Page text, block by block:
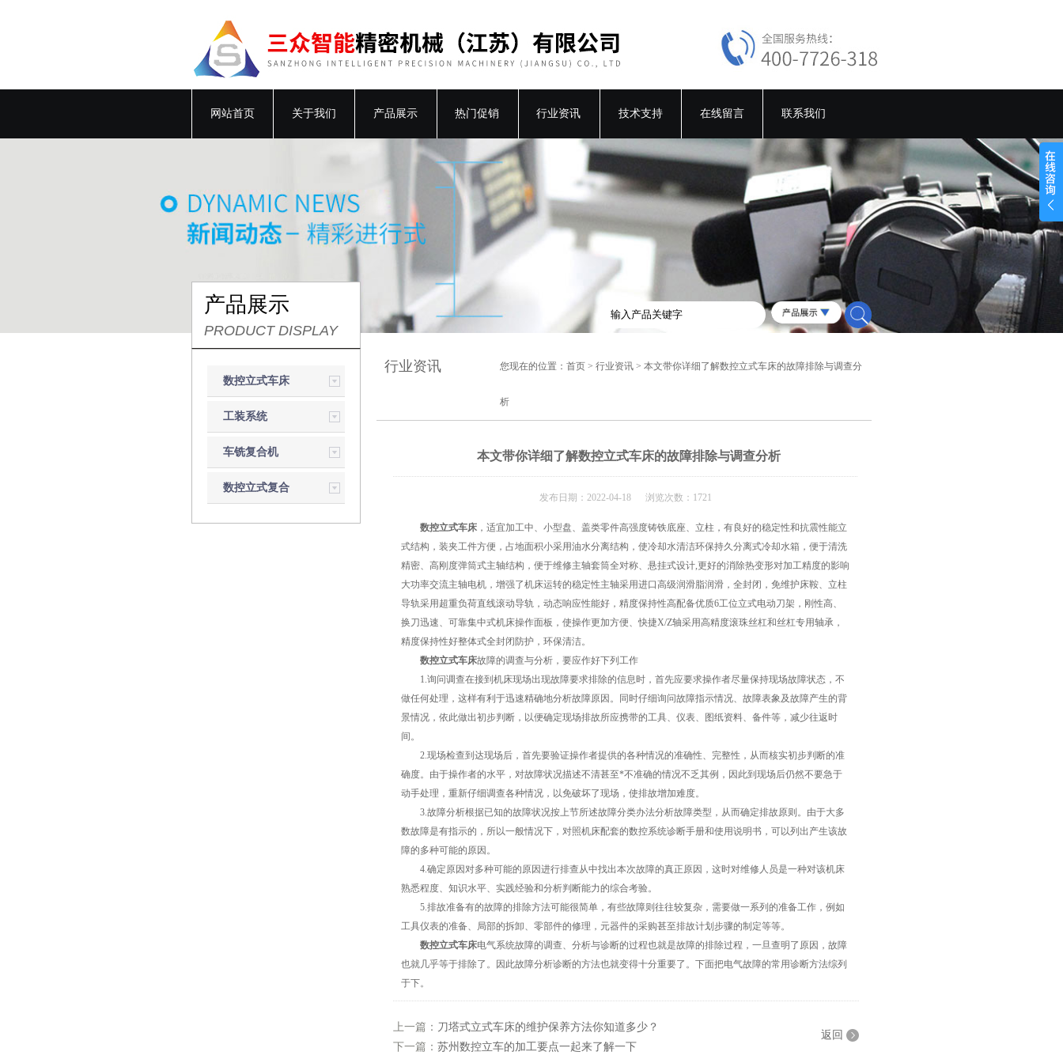
网站首页 关于我们 产品展示 热门促销 行业资讯 技术支持 在线留言 联系我们
产品展示
PRODUCT DISPLAY
数控立式车床
工装系统
车铣复合机
数控立式复合
行业资讯 您现在的位置：首页 >行业资讯 > 本文带你详细了解数控立式车床的故障排除与调查分
析
本文带你详细了解数控立式车床的故障排除与调查分析
发布日期：2022-04-18 浏览次数：1721
数控立式车床，适宜加工中、小型盘、盖类零件高强度铸铁底座、立柱，有良好的稳定性和抗震性能立
式结构，装夹工件方便，占地面积小采用油水分离结构，使冷却水清洁环保持久分离式冷却水箱，便于清洗
精密、高刚度弹筒式主轴结构，便于维修主轴套筒全对称、悬挂式设计,更好的消除热变形对加工精度的影响
大功率交流主轴电机，增强了机床运转的稳定性主轴采用进口高级润滑脂润滑，全封闭，免维护床鞍、立柱
导轨采用超重负荷直线滚动导轨，动态响应性能好，精度保持性高配备优质6工位立式电动刀架，刚性高、
换刀迅速、可靠集中式机床操作面板，使操作更加方便、快捷X/Z轴采用高精度滚珠丝杠和丝杠专用轴承，
精度保持性好整体式全封闭防护，环保清洁。
数控立式车床故障的调查与分析，要应作好下列工作
1.询问调查在接到机床现场出现故障要求排除的信息时，首先应要求操作者尽量保持现场故障状态，不
做任何处理，这样有利于迅速精确地分析故障原因。同时仔细询问故障指示情况、故障表象及故障产生的背
景情况，依此做出初步判断，以便确定现场排故所应携带的工具、仪表、图纸资料、备件等，减少往返时
间。
2.现场检查到达现场后，首先要验证操作者提供的各种情况的准确性、完整性，从而核实初步判断的准
确度。由于操作者的水平，对故障状况描述不清甚至*不准确的情况不乏其例，因此到现场后仍然不要急于
动手处理，重新仔细调查各种情况，以免破坏了现场，使排故增加难度。
3.故障分析根据已知的故障状况按上节所述故障分类办法分析故障类型，从而确定排故原则。由于大多
数故障是有指示的，所以一般情况下，对照机床配套的数控系统诊断手册和使用说明书，可以列出产生该故
障的多种可能的原因。
4.确定原因对多种可能的原因进行排查从中找出本次故障的真正原因，这时对维修人员是一种对该机床
熟悉程度、知识水平、实践经验和分析判断能力的综合考验。
5.排故准备有的故障的排除方法可能很简单，有些故障则往往较复杂，需要做一系列的准备工作，例如
工具仪表的准备、局部的拆卸、零部件的修理，元器件的采购甚至排故计划步骤的制定等等。
数控立式车床电气系统故障的调查、分析与诊断的过程也就是故障的排除过程，一旦查明了原因，故障
也就几乎等于排除了。因此故障分析诊断的方法也就变得十分重要了。下面把电气故障的常用诊断方法综列
于下。
上一篇： 刀塔式立式车床的维护保养方法你知道多少？
下一篇： 苏州数控立车的加工要点一起来了解一下
返回